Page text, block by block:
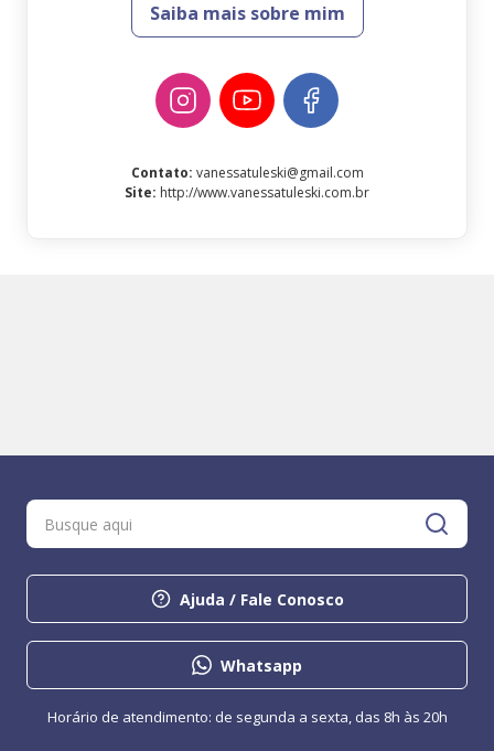
Saiba mais sobre mim
Contato: vanessatuleski@gmail.com
Site: http://www.vanessatuleski.com.br
Ajuda / Fale Conosco
Whatsapp
Horário de atendimento: de segunda a sexta, das 8h às 20h